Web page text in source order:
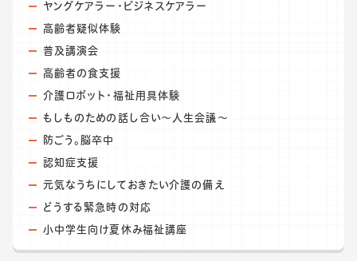
ヤングケアラー・ビジネスケアラー
高齢者疑似体験
普及講演会
高齢者の食支援
介護ロボット・福祉用具体験
もしものための話し合い～人生会議～
防ごう。脳卒中
認知症支援
元気なうちにしておきたい介護の備え
どうする緊急時の対応
小中学生向け夏休み福祉講座